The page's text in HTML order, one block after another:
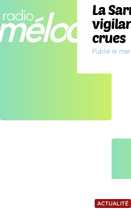
La
crues
Publié le
ACTUALITÉ